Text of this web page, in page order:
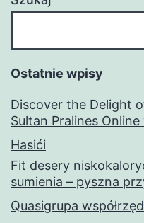
Ostatnie wpisy
Discover the Delight
Sultan Pralines
Hasići
Fit desery
sumienia – pyszna
Quasigrupa